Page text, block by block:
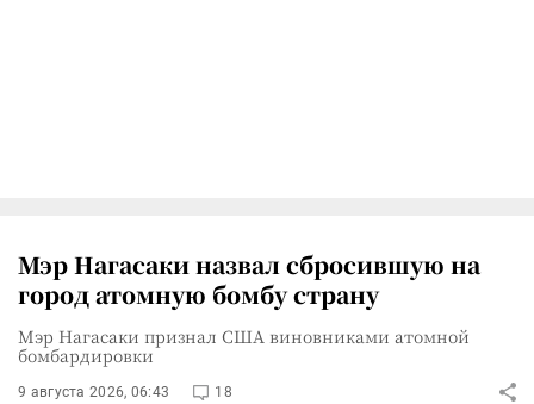
Мэр Нагасаки назвал сбросившую на
город атомную бомбу страну
Мэр Нагасаки признал США виновниками атомной
бомбардировки
9 августа 2026, 06:43 18